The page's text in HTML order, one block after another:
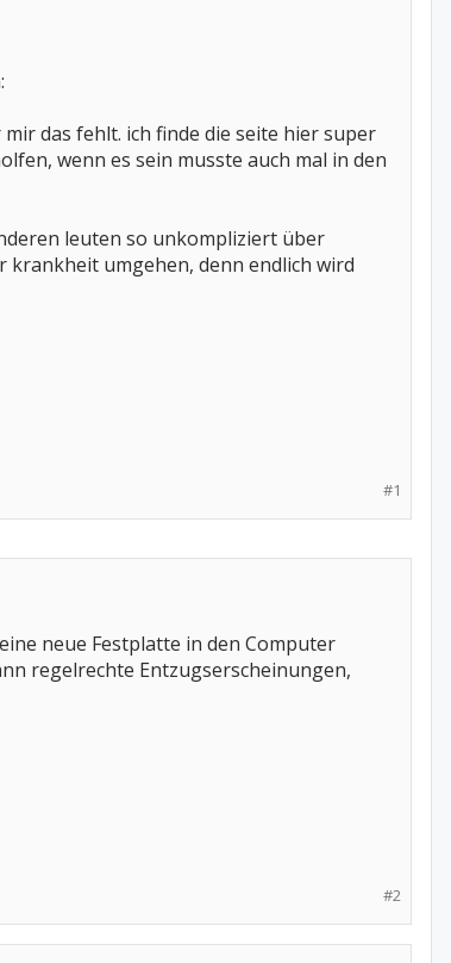
das fehlt. ich finde die seite hier super
wenn es sein musste auch mal in den
leuten so unkompliziert über
krankheit umgehen, denn endlich wird
#1
neue Festplatte in den Computer
regelrechte Entzugserscheinungen,
#2